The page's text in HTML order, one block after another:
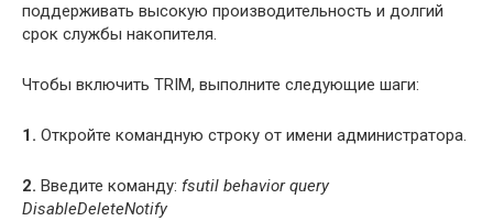
поддерживать высокую производительность и долгий
срок службы накопителя.
Чтобы включить TRIM, выполните следующие шаги:
1. Откройте командную строку от имени администратора.
2. Введите команду: fsutil behavior query
DisableDeleteNotify